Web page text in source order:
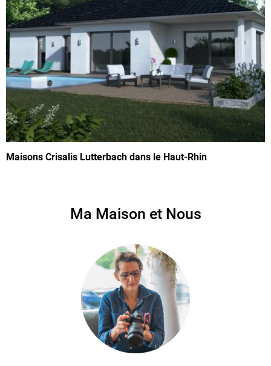
Maisons Crisalis Lutterbach dans le Haut-Rhin
Ma Maison et Nous